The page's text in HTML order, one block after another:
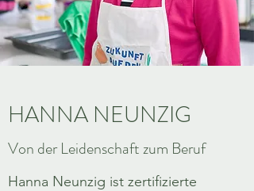
HANNA NEUNZIG
Von der Leidenschaft zum Beruf
Hanna Neunzig ist zertifizierte